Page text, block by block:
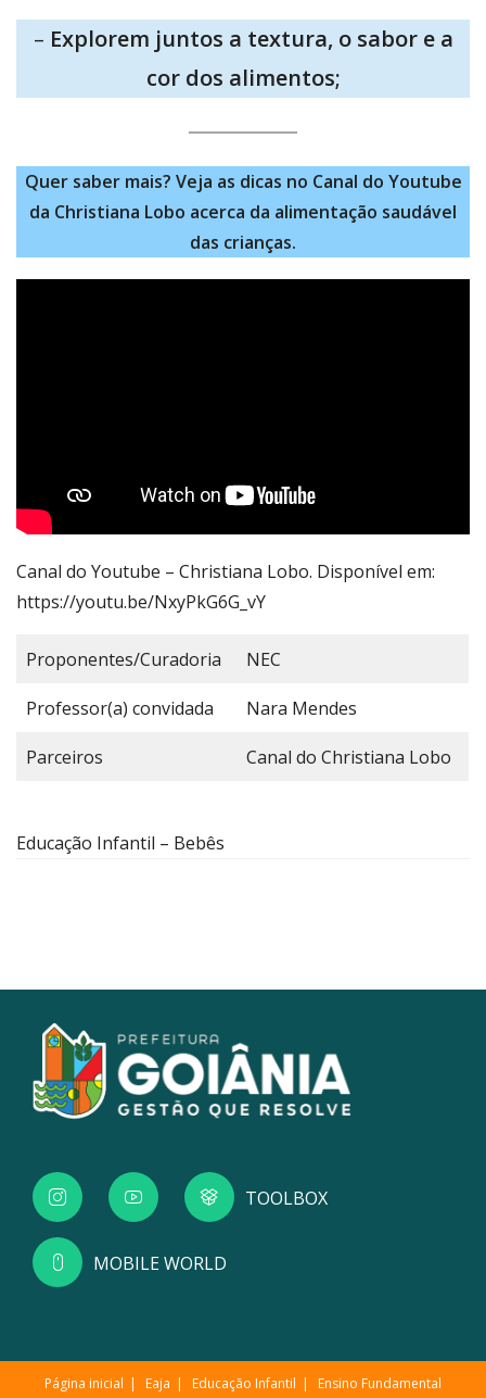
– Explorem juntos a textura, o sabor e a
cor dos alimentos;
Quer saber mais? Veja as dicas no Canal do Youtube
da Christiana Lobo acerca da alimentação saudável
das crianças.
Canal do Youtube – Christiana Lobo. Disponível em:
https://youtu.be/NxyPkG6G_vY
Proponentes/Curadoria NEC
Professor(a) convidada Nara Mendes
Parceiros Canal do Christiana Lobo
Educação Infantil – Bebês
TOOLBOX
MOBILE WORLD
Página inicial Eaja Educação Infantil Ensino Fundamental